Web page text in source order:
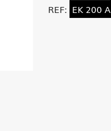
engranajes
REF: EK 200 A